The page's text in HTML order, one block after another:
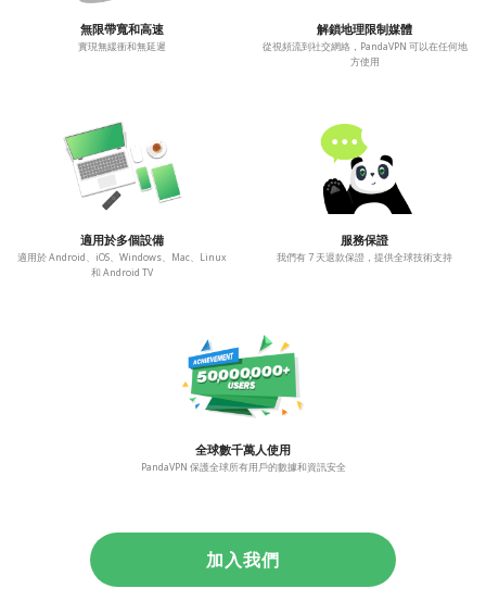
無限帶寬和高速
實現無緩衝和無延遲
解鎖地理限制媒體
從視頻流到社交網絡，PandaVPN 可以在任何地
方使用
適用於多個設備
適用於 Android、iOS、Windows、Mac、Linux
和 Android TV
服務保證
我們有 7 天退款保證，提供全球技術支持
全球數千萬人使用
PandaVPN 保護全球所有用戶的數據和資訊安全
加入我們